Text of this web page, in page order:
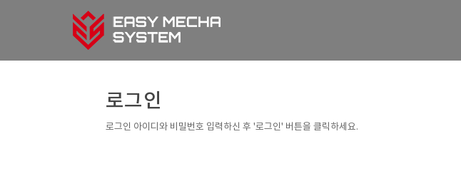
로그인
로그인 아이디와 비밀번호 입력하신 후 '로그인' 버튼을 클릭하세요.